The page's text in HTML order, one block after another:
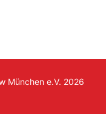
München e.V. 2026